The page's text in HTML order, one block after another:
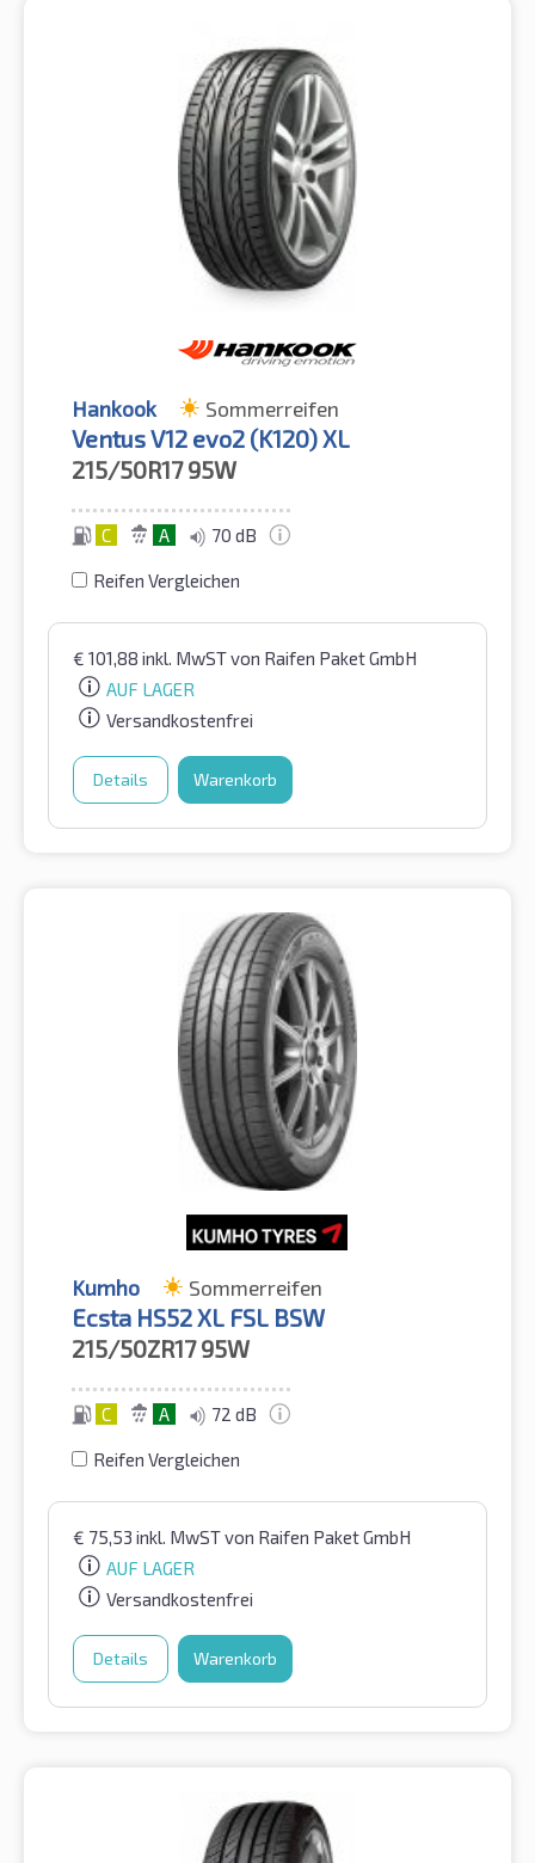
Hankook Sommerreifen
Ventus V12 evo2 (K120) XL
215/50R17 95W
C A 70 dB
Reifen Vergleichen
€ 101,88 inkl. MwSTvon Raifen Paket GmbH
AUF LAGER
Versandkostenfrei
Details Warenkorb
Kumho Sommerreifen
Ecsta HS52 XL FSL BSW
215/50ZR17 95W
C A 72 dB
Reifen Vergleichen
€ 75,53 inkl. MwSTvon Raifen Paket GmbH
AUF LAGER
Versandkostenfrei
Details Warenkorb